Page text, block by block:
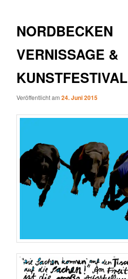
NORDBECKEN
VERNISSAGE &
KUNSTFESTIVAL
Veröffentlicht am24. Juni 2015